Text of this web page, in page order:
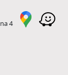
4